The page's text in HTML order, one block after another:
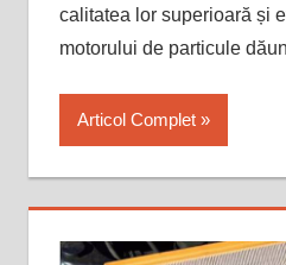
calitatea lor superioară și
motorului de particule
Articol Complet